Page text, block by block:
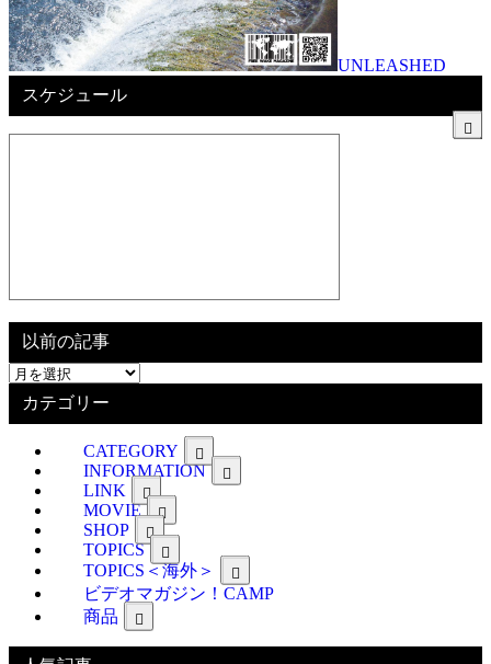
UNLEASHED
スケジュール
以前の記事
以
カテゴリー
CATEGORY
INFORMATION
LINK
MOVIE
SHOP
TOPICS
TOPICS＜海外＞
ビデオマガジン！CAMP
商品